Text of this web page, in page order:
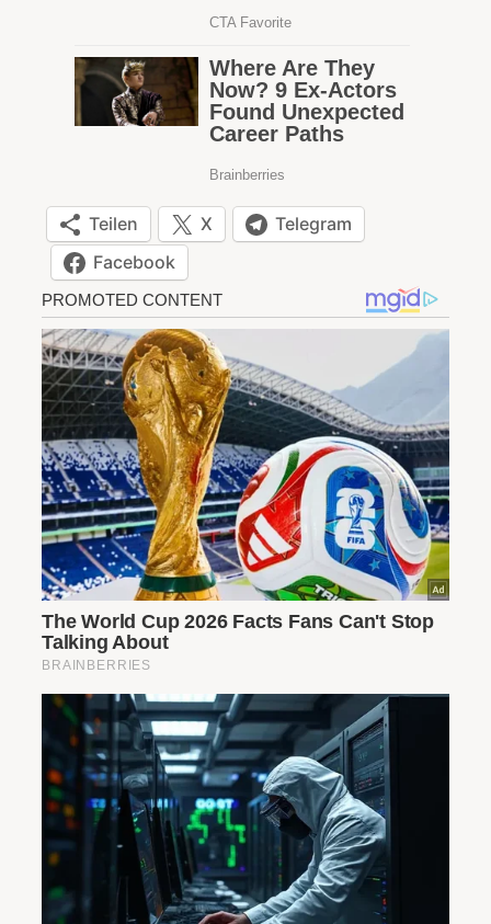
Teilen X
Telegram
Facebook